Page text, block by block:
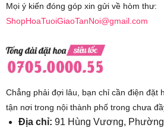
Mọi ý kiến đóng góp xin gửi về hòm thư:
ShopHoaTuoiGiaoTanNoi@gmail.com
Chẳng phải đợi lâu, bạn chỉ cần điện đặt
tận nơi trong nội thành phố trong chưa
Địa chỉ: 91 Hùng Vương,